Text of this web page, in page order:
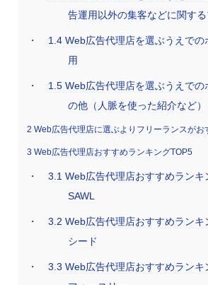
告運用以外の集客などに関す
1.4Web広告代理店を選ぶうえで
用
1.5Web広告代理店を選ぶうえで
の他（人脈を使った紹介など）
2 Web広告代理店に選ぶよりフリーランスがお
3 Web広告代理店おすすめランキングTOP5
3.1Web広告代理店おすすめラン
SAWL
3.2 Web広告代理店おすすめラン
シード
3.3 Web広告代理店おすすめラン